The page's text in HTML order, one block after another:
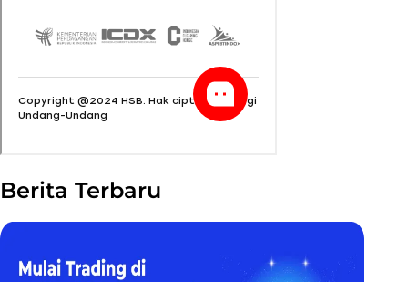
Berita Terbaru